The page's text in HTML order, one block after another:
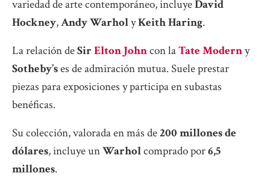
variedad de arte contemporáneo, incluyeDavid
Hockney,Andy WarholyKeith Haring.
La relación deSir Elton Johncon laTate Moderny
Sotheby’ses de admiración mutua. Suele prestar
piezas para exposiciones y participa en subastas
benéficas.
Su colección, valorada en más de200 millones de
dólares, incluye unWarholcomprado por6,5
millones.